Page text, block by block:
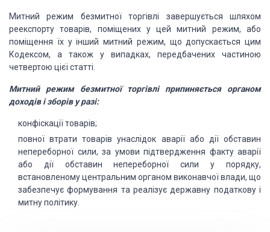
Митний режим безмитної торгівлі завершується шляхом
реекспорту товарів, поміщених у цей митний режим, або
поміщення їх у інший митний режим, що допускається цим
Кодексом, а також у випадках, передбачених частиною
четвертою цієї статті.
Митний режим безмитної торгівлі припиняється органом
доходів і зборів у разі:
конфіскації товарів;
повної втрати товарів унаслідок аварії або дії обставин
непереборної сили, за умови підтвердження факту аварії
або дії обставин непереборної сили у порядку,
встановленому центральним органом виконавчої влади, що
забезпечує формування та реалізує державну податкову і
митну політику.